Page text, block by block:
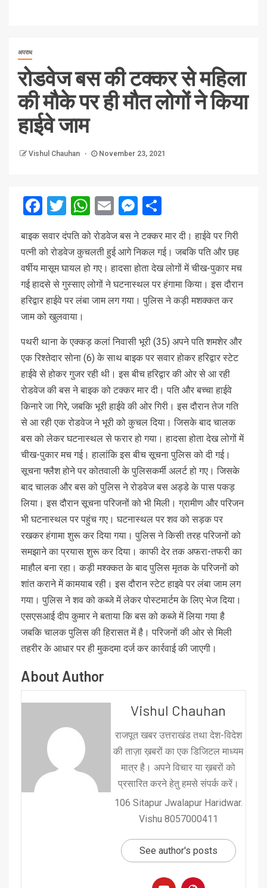
अपराध
रोडवेज बस की टक्कर से महिला
की मौके पर ही मौत लोगों ने किया
हाईवे जाम
Vishul Chauhan November 23, 2021
Facebook
Twitter
WhatsApp
EmailMessenger
बाइक सवार दंपति को रोडवेज बस ने टक्कर मार दी। हाईवे पर गिरी
पत्नी को रोडवेज कुचलती हुई आगे निकल गई। जबकि पति और छह
वर्षीय मासूम घायल हो गए। हादसा होता देख लोगों में चीख-पुकार मच
गई हादसे से गुस्साए लोगों ने घटनास्थल पर हंगामा किया। इस दौरान
हरिद्वार हाईवे पर लंबा जाम लग गया। पुलिस ने कड़ी मशक्कत कर
जाम को खुलवाया।
पथरी थाना के एक्कड़ कलां निवासी भूरी (35) अपने पति शमशेर और
एक रिश्तेदार सोना (6) के साथ बाइक पर सवार होकर हरिद्वार स्टेट
हाईवे से होकर गुजर रही थी। इस बीच हरिद्वार की ओर से आ रही
रोडवेज की बस ने बाइक को टक्कर मार दी। पति और बच्चा हाईवे
किनारे जा गिरे, जबकि भूरी हाईवे की ओर गिरी। इस दौरान तेज गति
से आ रही एक रोडवेज ने भूरी को कुचल दिया। जिसके बाद चालक
बस को लेकर घटनास्थल से फरार हो गया। हादसा होता देख लोगों में
चीख-पुकार मच गई। हालांकि इस बीच सूचना पुलिस को दी गई।
सूचना फ्लैश होने पर कोतवाली के पुलिसकर्मी अलर्ट हो गए। जिसके
बाद चालक और बस को पुलिस ने रोडवेज बस अड्डे के पास पकड़
लिया। इस दौरान सूचना परिजनों को भी मिली। ग्रामीण और परिजन
भी घटनास्थल पर पहुंच गए। घटनास्थल पर शव को सड़क पर
रखकर हंगामा शुरू कर दिया गया। पुलिस ने किसी तरह परिजनों को
समझाने का प्रयास शुरू कर दिया। काफी देर तक अफरा-तफरी का
माहौल बना रहा। कड़ी मश्क्कत के बाद पुलिस मृतक के परिजनों को
शांत कराने में कामयाब रही। इस दौरान स्टेट हाइवे पर लंबा जाम लग
गया। पुलिस ने शव को कब्जे में लेकर पोस्टमार्टम के लिए भेज दिया।
एसएसआई दीप कुमार ने बताया कि बस को कब्जे में लिया गया है
जबकि चालक पुलिस की हिरासत में है। परिजनों की ओर से मिली
तहरीर के आधार पर ही मुकदमा दर्ज कर कार्रवाई की जाएगी।
About Author
Vishul Chauhan
राजपूत खबर उत्तराखंड तथा देश-विदेश
की ताज़ा ख़बरों का एक डिजिटल माध्यम
मात्र है। अपने विचार या ख़बरों को
प्रसारित करने हेतु हमसे संपर्क करें।
106 Sitapur Jwalapur Haridwar.
Vishu 8057000411
See author's posts